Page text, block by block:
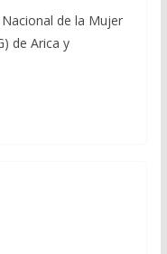
de la Mujer
de Arica y